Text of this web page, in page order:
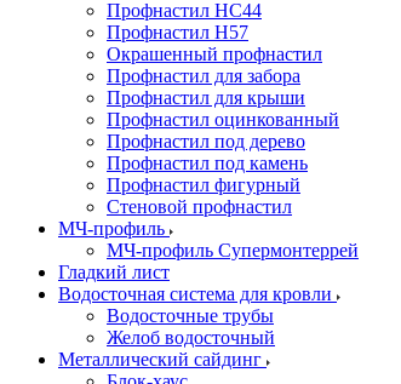
Профнастил HC44
Профнастил Н57
Окрашенный профнастил
Профнастил для забора
Профнастил для крыши
Профнастил оцинкованный
Профнастил под дерево
Профнастил под камень
Профнастил фигурный
Стеновой профнастил
МЧ-профиль
МЧ-профиль Супермонтеррей
Гладкий лист
Водосточная система для кровли
Водосточные трубы
Желоб водосточный
Металлический сайдинг